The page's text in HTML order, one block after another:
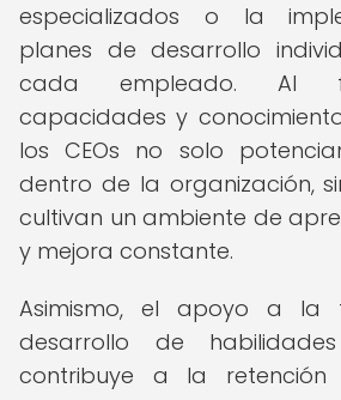
especializados o la
planes de desarrollo
cada empleado. Al
capacidades y
los CEOs no solo
dentro de la organización,
cultivan un ambiente de
y mejora constante.
Asimismo, el apoyo a la
desarrollo de
contribuye a la